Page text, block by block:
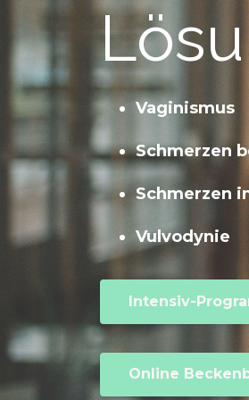
Vaginismus
Schmerzen
Schmerzen
Vulvodynie
Intensiv-
Online